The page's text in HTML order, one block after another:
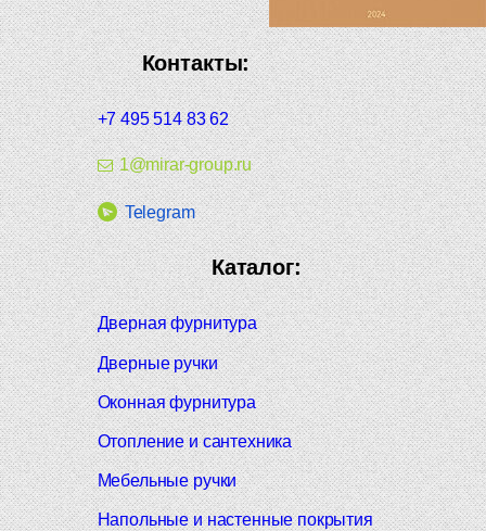
Контакты:
+7 495 514 83 62
1@mirar-group.ru
Telegram
Каталог:
Дверная фурнитура
Дверные ручки
Оконная фурнитура
Отопление и сантехника
Мебельные ручки
Напольные и настенные покрытия